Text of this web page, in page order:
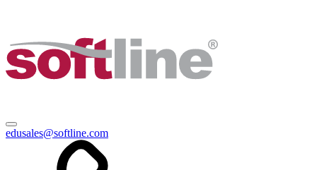
edusales@softline.com